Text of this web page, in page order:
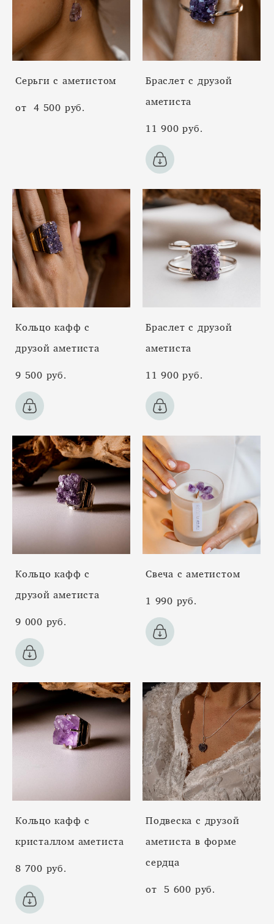
Серьги с аметистом
от 4 500 pуб.
Браслет с друзой
аметиста
11 900 pуб.
Кольцо кафф с
друзой аметиста
9 500 pуб.
Браслет с друзой
аметиста
11 900 pуб.
Кольцо кафф с
друзой аметиста
9 000 pуб.
Свеча с аметистом
1 990 pуб.
Кольцо кафф с
кристаллом аметиста
8 700 pуб.
Подвеска с друзой
аметиста в форме
сердца
от 5 600 pуб.